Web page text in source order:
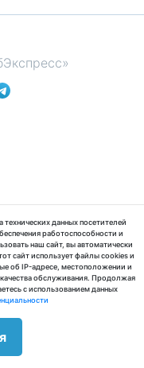
данных посетителей
работоспособности и
наш сайт, вы автоматически
сайт использует файлы cookies и
об IP-адресе, местоположении и
обслуживания. Продолжая
с использованием данных